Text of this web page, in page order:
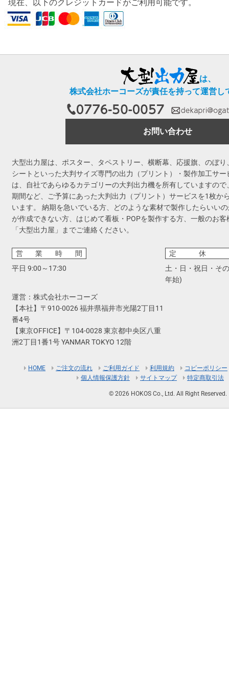
現在、以下のクレジットカードがご利用可能です。
は、
株式会社ホーコーズが責任を持って運営し
お問い合わせ
大型出力屋は、ポスター、タペストリー、横断幕、応援旗、のぼ
シートといった大判サイズ専門の出力（プリント）・製作加工サ
は、自社であらゆるカテゴリーの大判出力機を所有していますの
期間など、ご予算にあった大判出力（プリント）サービスを1枚か
います。 納期を急いでいる方、どのような素材で製作したらいい
が作成できない方、はじめて看板・POPを製作する方、一般のお
「大型出力屋」までご連絡ください。
営業時間
平日 9:00～17:30
定休
土・日・祝日・そ
年始)
運営：株式会社ホーコーズ
【本社】〒910-0026 福井県福井市光陽2丁目11
番4号
【東京OFFICE】〒104-0028 東京都中央区八重
洲2丁目1番1号 YANMAR TOKYO 12階
HOME ご注文の流れ ご利用ガイド 利用規約
コピーポリシー
個人情報保護方針
サイトマップ 特定商取引法
© 2026 HOKOS Co., Ltd. All Right Reserved.